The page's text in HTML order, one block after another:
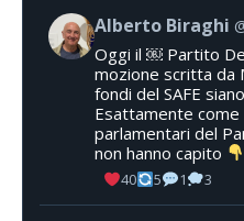
Alberto Biraghi
Oggi il ￼ Partito
mozione scritta da
fondi del SAFE
Esattamente come
parlamentari del
non hanno capito
40 5 1 3